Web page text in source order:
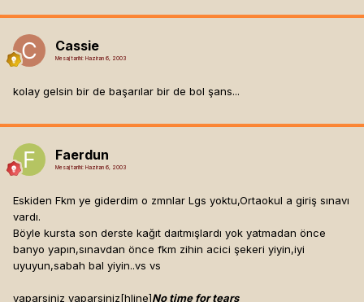
Cassie
Mesaj tarihi: Haziran 6, 2003
kolay gelsin bir de başarılar bir de bol şans...
Faerdun
Mesaj tarihi: Haziran 6, 2003
Eskiden Fkm ye giderdim o zmnlar Lgs yoktu,Ortaokul a giriş sınavı
vardı.
Böyle kursta son derste kağıt daıtmışlardı yok yatmadan önce
banyo yapın,sınavdan önce fkm zihin acici şekeri yiyin,iyi
uyuyun,sabah bal yiyin..vs vs
yaparsiniz yaparsiniz[hline]No time for tears